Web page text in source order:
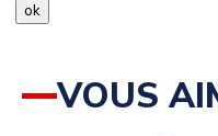
ok
VOUS